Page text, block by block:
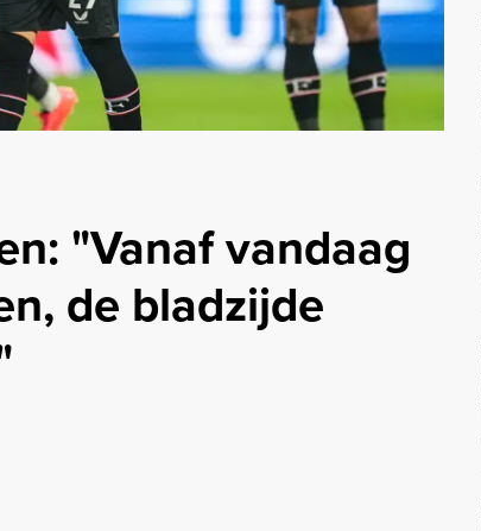
"Vanaf vandaag
de bladzijde